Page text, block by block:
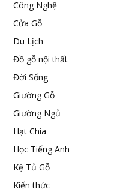
Công Nghệ
Cửa Gỗ
Du Lịch
Đồ gỗ nội thất
Đời Sống
Giường Gỗ
Giường Ngủ
Hạt Chia
Học Tiếng Anh
Kệ Tủ Gỗ
Kiến thức